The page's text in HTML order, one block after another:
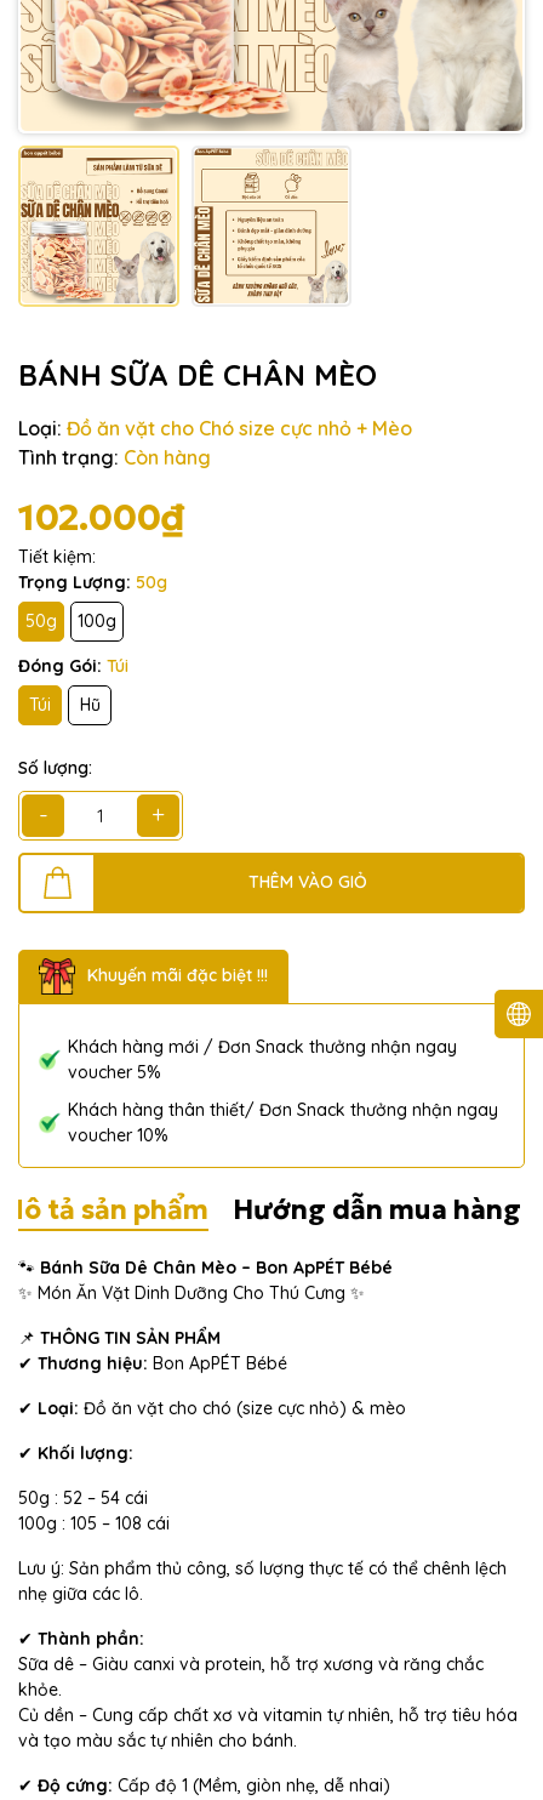
BÁNH SỮA DÊ CHÂN MÈO
Loại: Đồ ăn vặt cho Chó size cực nhỏ + Mèo
Tình trạng: Còn hàng
102.000₫
Tiết kiệm:
Trọng Lượng: 50g
50g
100g
Đóng Gói: Túi
Túi
Hũ
Số lượng:
- +
THÊM VÀO GIỎ
Khuyến mãi đặc biệt !!!
Khách hàng mới / Đơn Snack thưởng nhận ngay
voucher 5%
Khách hàng thân thiết/ Đơn Snack thưởng nhận ngay
voucher 10%
tả sản phẩm Hướng dẫn mua hàng
🐾 Bánh Sữa Dê Chân Mèo – Bon ApPÉT Bébé
✨ Món Ăn Vặt Dinh Dưỡng Cho Thú Cưng ✨
📌 THÔNG TIN SẢN PHẨM
✔ Thương hiệu: Bon ApPÉT Bébé
✔ Loại: Đồ ăn vặt cho chó (size cực nhỏ) & mèo
✔ Khối lượng:
50g : 52 – 54 cái
100g : 105 – 108 cái
Lưu ý: Sản phẩm thủ công, số lượng thực tế có thể chênh lệch
nhẹ giữa các lô.
✔ Thành phần:
Sữa dê – Giàu canxi và protein, hỗ trợ xương và răng chắc
khỏe.
Củ dền – Cung cấp chất xơ và vitamin tự nhiên, hỗ trợ tiêu hóa
và tạo màu sắc tự nhiên cho bánh.
✔ Độ cứng: Cấp độ 1 (Mềm, giòn nhẹ, dễ nhai)